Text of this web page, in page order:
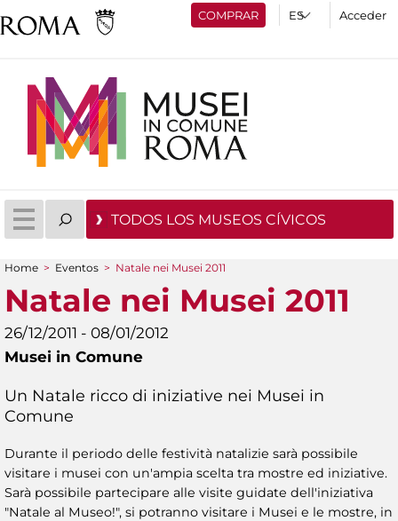
COMPRAR Acceder
TODOS LOS MUSEOS CÍVICOS
You are here
Home > Eventos > Natale nei Musei 2011
Natale nei Musei 2011
26/12/2011 - 08/01/2012
Musei in Comune
Un Natale ricco di iniziative nei Musei in
Comune
Durante il periodo delle festività natalizie sarà possibile
visitare i musei con un'ampia scelta tra mostre ed iniziative.
Sarà possibile partecipare alle visite guidate dell'iniziativa
"Natale al Museo!", si potranno visitare i Musei e le mostre, in